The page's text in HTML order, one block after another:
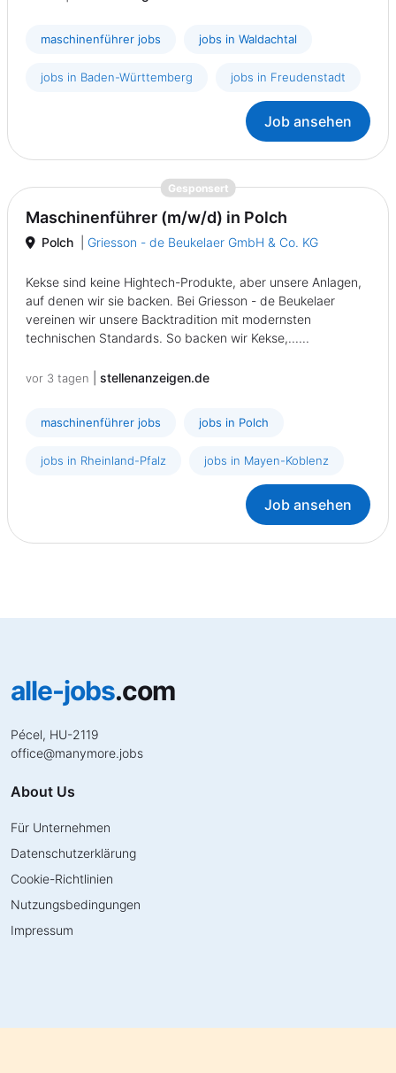
maschinenführer jobs jobs in Waldachtal
jobs in Baden-Württemberg jobs in Freudenstadt
Job ansehen
Gesponsert{prompt.job}
Maschinenführer (m/w/d) in Polch
Polch Griesson - de Beukelaer GmbH & Co. KG
Kekse sind keine Hightech-Produkte, aber unsere Anlagen,
auf denen wir sie backen. Bei Griesson - de Beukelaer
vereinen wir unsere Backtradition mit modernsten
technischen Standards. So backen wir Kekse,......
vor 3 tagen stellenanzeigen.de
maschinenführer jobs jobs in Polch
jobs in Rheinland-Pfalz jobs in Mayen-Koblenz
Job ansehen
alle-jobs.com
Pécel, HU-2119
office@manymore.jobs
About Us
Für Unternehmen
Datenschutzerklärung
Cookie-Richtlinien
Nutzungsbedingungen
Impressum